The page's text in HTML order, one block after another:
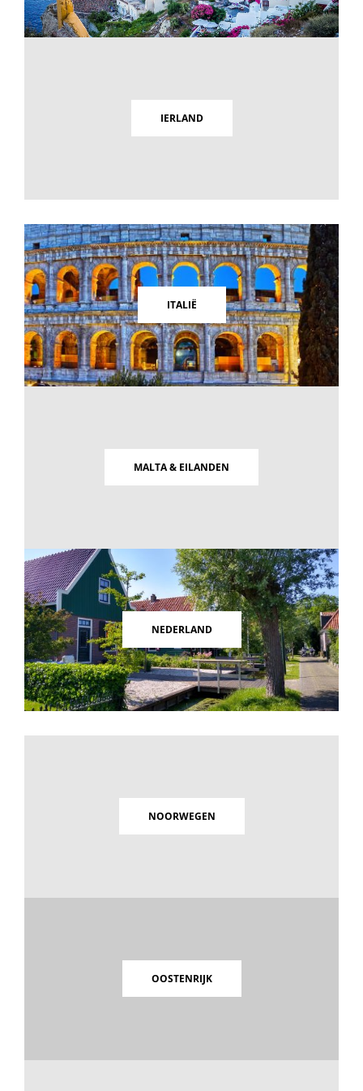
IERLAND
ITALIË
MALTA & EILANDEN
NEDERLAND
NOORWEGEN
OOSTENRIJK